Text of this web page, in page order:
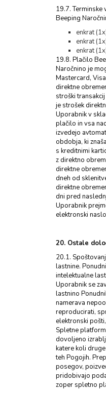
19.7. Terminske
Beeping
enkrat
enkrat
enkrat
19.8. Plačilo
Naročnino je
Mastercard,
direktne
stroški
je strošek
Uporabnik v
plačilo in vsa
izvedejo
obdobja, ki
s kreditnimi
z direktno
direktne
dneh od
direktne
dni pred
Uporabnik
elektronski
20. Ostale
20.1.
lastnine.
intelektualne
Uporabnik se
lastnino
namerava
reproducirati,
elektronski
Spletne
dovoljeno
katere koli
teh Pogojih.
posegov,
pridobivajo
zoper spletno